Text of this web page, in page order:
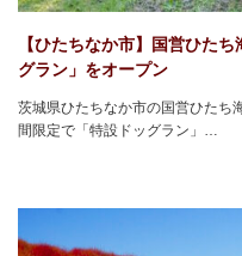
【ひたちなか市】国営ひた
グラン」をオープン
茨城県ひたちなか市の国営ひたち
間限定で「特設ドッグラン」…